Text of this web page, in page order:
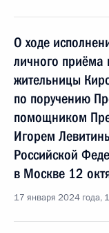
О ходе
личного приёма
жительницы
по поручению
помощником
Игорем
Российской
в Москве 12
17 января 2024 года,